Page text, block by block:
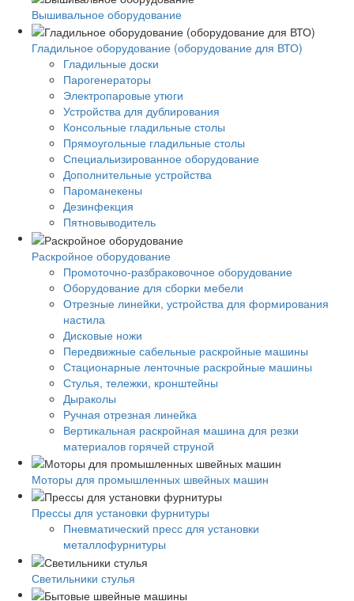
Вышивальное оборудование
Гладильное оборудование (оборудование для ВТО)
Гладильные доски
Парогенераторы
Электропаровые утюги
Устройства для дублирования
Консольные гладильные столы
Прямоугольные гладильные столы
Специальизированное оборудование
Дополнительные устройства
Пароманекены
Дезинфекция
Пятновыводитель
Раскройное оборудование
Промоточно-разбраковочное оборудование
Оборудование для сборки мебели
Отрезные линейки, устройства для формирования
настила
Дисковые ножи
Передвижные сабельные раскройные машины
Стационарные ленточные раскройные машины
Стулья, тележки, кронштейны
Дыраколы
Ручная отрезная линейка
Вертикальная раскройная машина для резки
материалов горячей струной
Моторы для промышленных швейных машин
Прессы для установки фурнитуры
Пневматический пресс для установки
металлофурнитуры
Светильники стулья